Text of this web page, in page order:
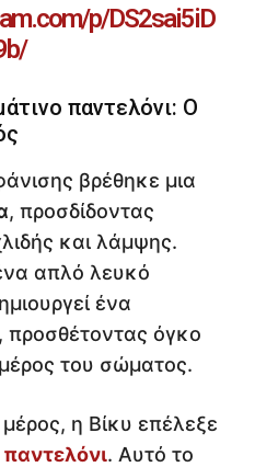
p/DS2sai5iD
παντελόνι: Ο
βρέθηκε μια
, προσδίδοντας
και λάμψης.
απλό λευκό
ένα
όγκο
του σώματος.
η Βίκυ επέλεξε
. Αυτό το